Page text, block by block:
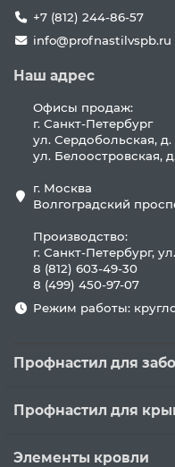
+7 (812) 244-86-57
info@profnastilvspb.ru
Наш адрес
Офисы продаж:
г. Санкт-Петербург
ул. Сердобольская, д.
ул. Белоостровская,
г. Москва
Волгоградский
Производство:
г. Санкт-Петербург,
8 (812) 603-49-30
8 (499) 450-97-07
Режим работы:
Профнастил для
Профнастил для
Элементы кровли